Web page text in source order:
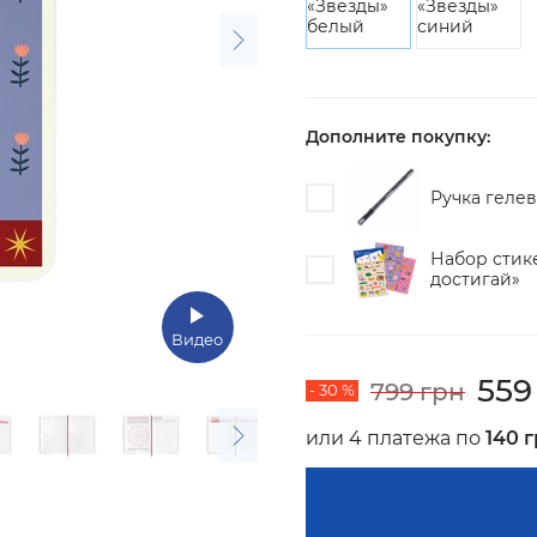
Видео
Дополните покупку:
Ручка
Набор
достигай»
- 30 % 799 грн
или 4 платежа по 140